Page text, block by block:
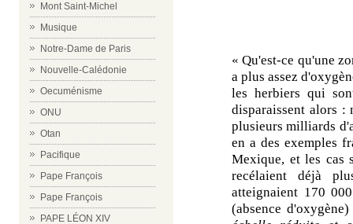
Mont Saint-Michel
Musique
Notre-Dame de Paris
Nouvelle-Calédonie
Oecuménisme
ONU
Otan
Pacifique
Pape François
Pape François
PAPE LÉON XIV
« Qu'est-ce qu'une
a plus assez
les herbiers qui
disparaissent alors :
plusieurs milliards
en a des exemples
Mexique, et les cas
recélaient déjà
atteignaient 170
(absence d'oxygène)